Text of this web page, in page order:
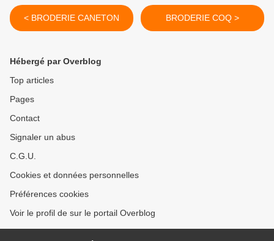
< BRODERIE CANETON BRODERIE COQ >
Hébergé par Overblog
Top articles
Pages
Contact
Signaler un abus
C.G.U.
Cookies et données personnelles
Préférences cookies
Voir le profil de sur le portail Overblog